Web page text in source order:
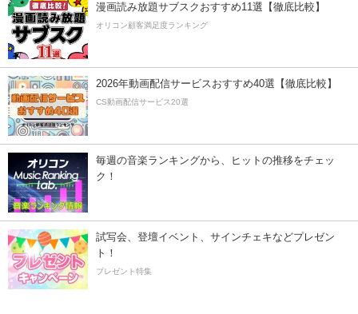
漫画読み放題サブスクおすすめ11選【徹底比較】
オリコン顧客満足度ランキング
2026年動画配信サービスおすすめ40選【徹底比較】
CS動画配信サービス20選
毎週の音楽ランキングから、ヒットの推移をチェッ
ク！
試写会、登壇イベント、サインチェキなどプレゼン
ト！
プレゼント特集